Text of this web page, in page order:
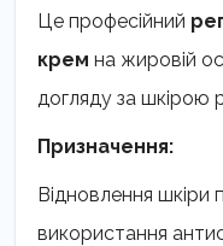
кількість
Це професійний
крем на жировій
догляду за шкірою
Призначення:
Відновлення шкіри
використання